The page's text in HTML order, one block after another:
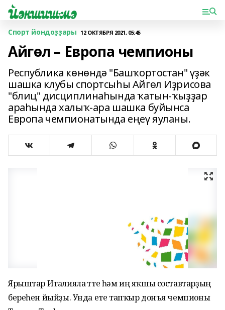
Спорт йондоҙҙары 12 ОКТЯБРЯ 2021, 05:45
Айгөл – Европа чемпионы
Республика көнөндә "Башҡортостан" үҙәк
шашка клубы спортсыһы Айгөл Иҙрисова
"блиц" дисциплинаһында ҡатын-ҡыҙҙар
араһында халыҡ-ара шашка буйынса
Европа чемпионатында еңеү яуланы.
Ярыштар Италияла үтте һәм иң яҡшы составтарҙың
береһен йыйҙы. Унда ете тапҡыр донъя чемпионы